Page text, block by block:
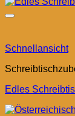
Schnellansicht
Edles